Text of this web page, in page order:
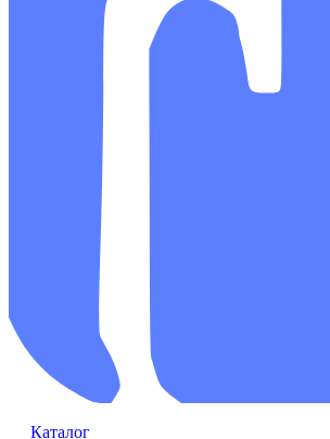
Каталог